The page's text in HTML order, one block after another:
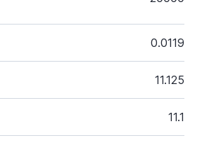
0.0119
11.125
11.1